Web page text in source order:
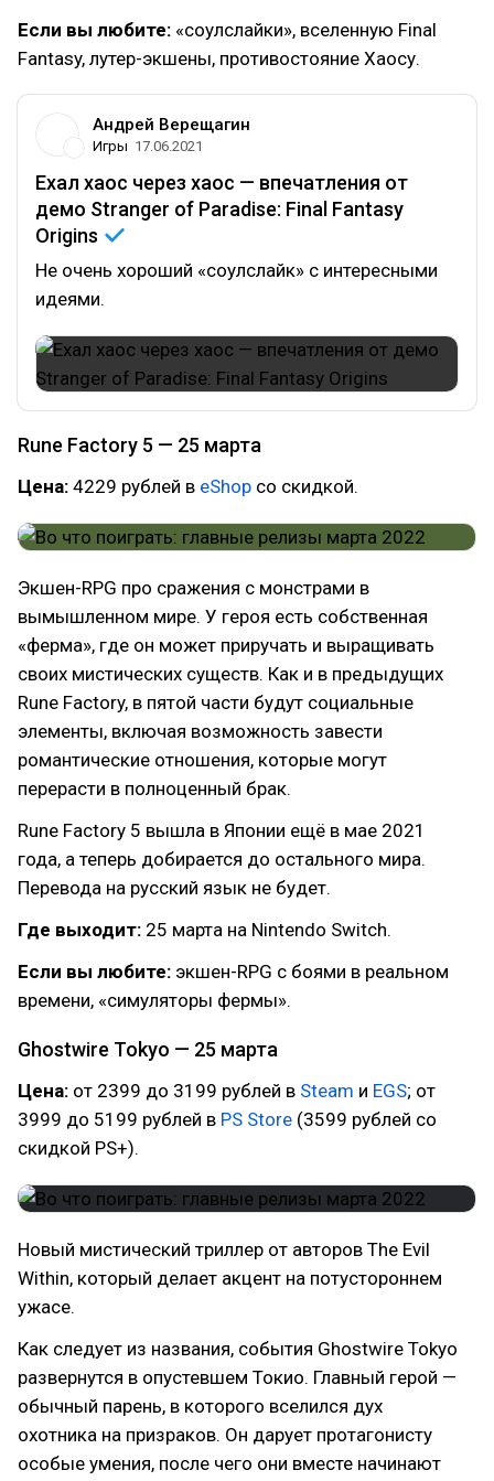
Если вы любите: «соулслайки», вселенную Final
Fantasy, лутер-экшены, противостояние Хаосу.
Андрей Верещагин
Игры 17.06.2021
Ехал хаос через хаос — впечатления от
демо Stranger of Paradise: Final Fantasy
Origins
Не очень хороший «соулслайк» с интересными
идеями.
Rune Factory 5 — 25 марта
Цена: 4229 рублей в eShop со скидкой.
Экшен-RPG про сражения с монстрами в
вымышленном мире. У героя есть собственная
«ферма», где он может приручать и выращивать
своих мистических существ. Как и в предыдущих
Rune Factory, в пятой части будут социальные
элементы, включая возможность завести
романтические отношения, которые могут
перерасти в полноценный брак.
Rune Factory 5 вышла в Японии ещё в мае 2021
года, а теперь добирается до остального мира.
Перевода на русский язык не будет.
Где выходит: 25 марта на Nintendo Switch.
Если вы любите: экшен-RPG с боями в реальном
времени, «симуляторы фермы».
Ghostwire Tokyo — 25 марта
Цена: от 2399 до 3199 рублей в Steam и EGS; от
3999 до 5199 рублей в PS Store (3599 рублей со
скидкой PS+).
Новый мистический триллер от авторов The Evil
Within, который делает акцент на потустороннем
ужасе.
Как следует из названия, события Ghostwire Tokyo
развернутся в опустевшем Токио. Главный герой —
обычный парень, в которого вселился дух
охотника на призраков. Он дарует протагонисту
особые умения, после чего они вместе начинают